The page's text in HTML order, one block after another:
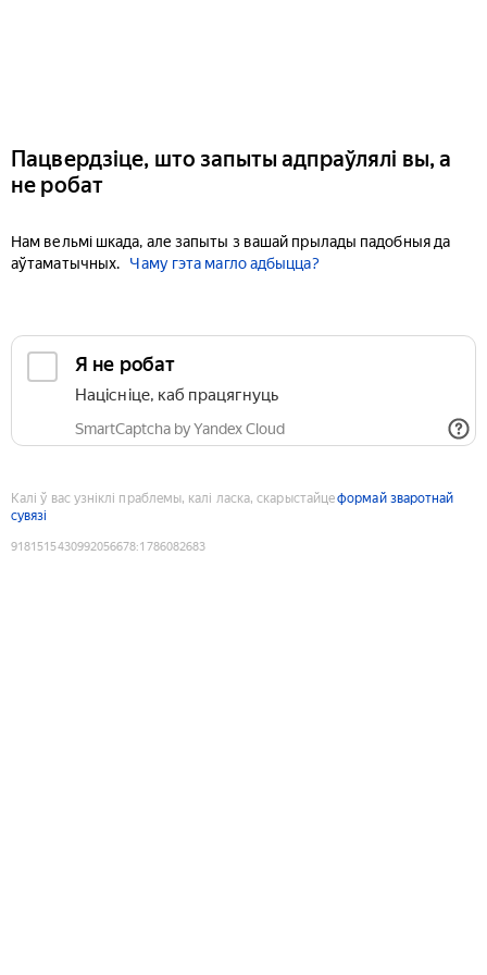
Пацвердзіце, што запыты адпраўлялі вы, а
не робат
Нам вельмі шкада, але запыты з вашай прылады падобныя да
аўтаматычных.
Чаму гэта магло адбыцца?
Я не робат
Націсніце, каб працягнуць
SmartCaptcha by Yandex Cloud
Калі ў вас узніклі праблемы, калі ласка, скарыстайцеформай зваротнай
сувязі
9181515430992056678:1786082683